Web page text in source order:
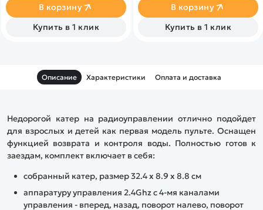
управления
радиоуправляемой моделью.
Легкость в управлении и
надежность конструкции
В корзину
Купить в 1 клик
конструкции различных
типов судов и развить
навыки моделирования и
конструирования. Это
объединенных общим
В корзину
Купить в 1 клик
Описание Характеристики Оплата и доставка
Недорогой катер на радиоуправлении отлично подойдет
для взрослых и детей как первая модель пульте. Оснащен
функцией возврата и контроля воды. Полностью готов к
заездам, комплект включает в себя:
собранный катер, размер 32.4 x 8.9 x 8.8 см
аппаратуру управления 2.4Ghz с 4-мя каналами
управления - вперед, назад, поворот налево, поворот